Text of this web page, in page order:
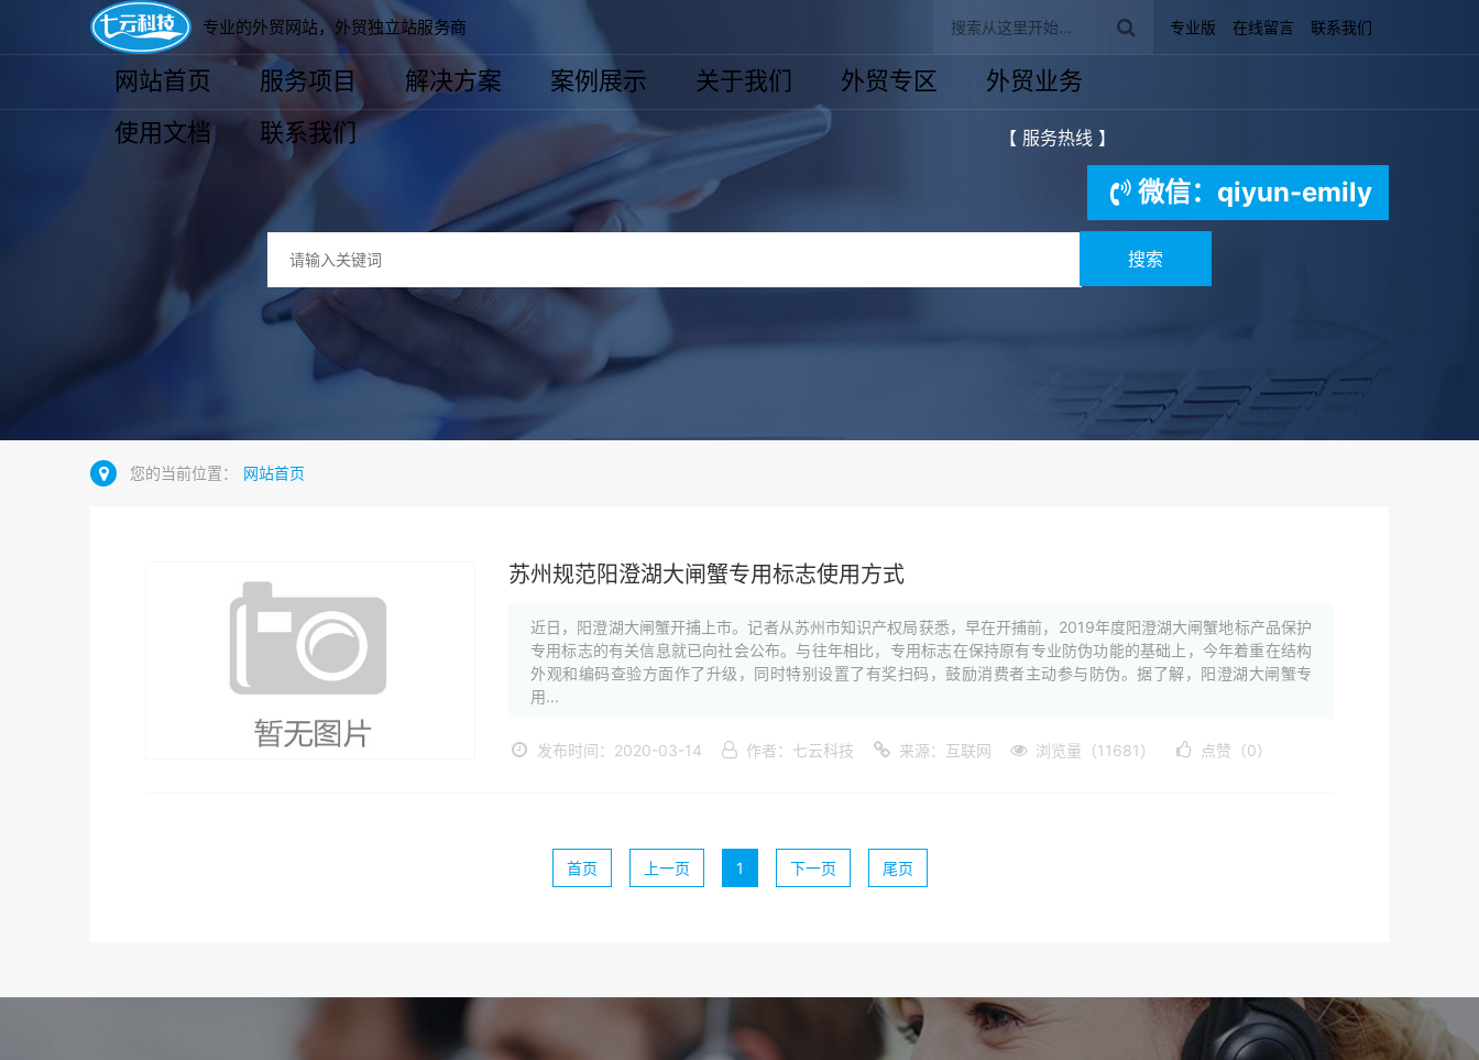
专业的外贸网站，外贸独立站服务商 专业版 在线留言 联系我们
网站首页 服务项目 解决方案 案例展示 关于我们 外贸专区
外贸业务
使用文档
联系我们 【 服务热线 】
微信：qiyun-emily
搜索
您的当前位置： 网站首页
苏州规范阳澄湖大闸蟹专用标志使用方式
近日，阳澄湖大闸蟹开捕上市。记者从苏州市知识产权局获悉，早在开捕前，2019年度阳澄湖大闸蟹地标产品保护
专用标志的有关信息就已向社会公布。与往年相比，专用标志在保持原有专业防伪功能的基础上，今年着重在结构
外观和编码查验方面作了升级，同时特别设置了有奖扫码，鼓励消费者主动参与防伪。据了解，阳澄湖大闸蟹专
用...
发布时间：2020-03-14 作者：七云科技 来源：互联网 浏览量（11681） 点赞（0）
首页 上一页 1 下一页 尾页